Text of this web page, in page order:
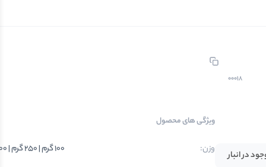
تخمه جابانی
تخمه هندوانه
فندق با پوست
00018
در انبار
ویژگی های محصول
وزن: 100 گرم | 250 گرم | 500 گرم | 750 گرم | 1 کیلوگرم